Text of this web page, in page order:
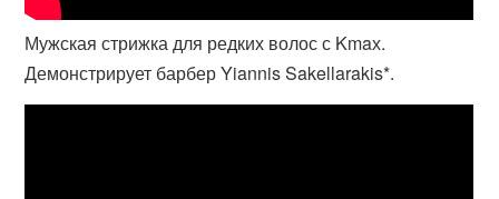
Мужская стрижка для редких волос с Kmaх.
Демонстрирует барбер Yiannis Sakellarakis*.